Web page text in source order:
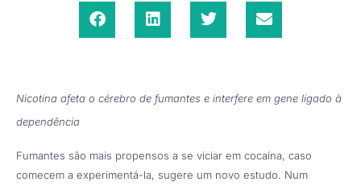
Nicotina afeta o cérebro de fumantes e interfere em gene ligado à
dependência
Fumantes são mais propensos a se viciar em cocaína, caso
comecem a experimentá-la, sugere um novo estudo. Num